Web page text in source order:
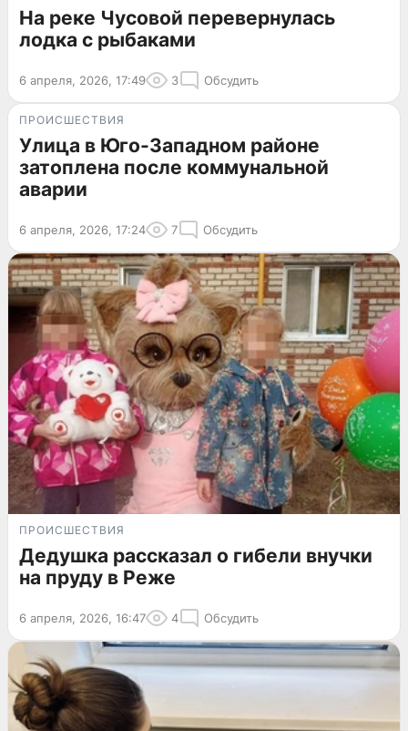
На реке Чусовой перевернулась
лодка с рыбаками
6 апреля, 2026, 17:49 3 Обсудить
ПРОИСШЕСТВИЯ
Улица в Юго-Западном районе
затоплена после коммунальной
аварии
6 апреля, 2026, 17:24 7 Обсудить
ПРОИСШЕСТВИЯ
Дедушка рассказал о гибели внучки
на пруду в Реже
6 апреля, 2026, 16:47 4 Обсудить